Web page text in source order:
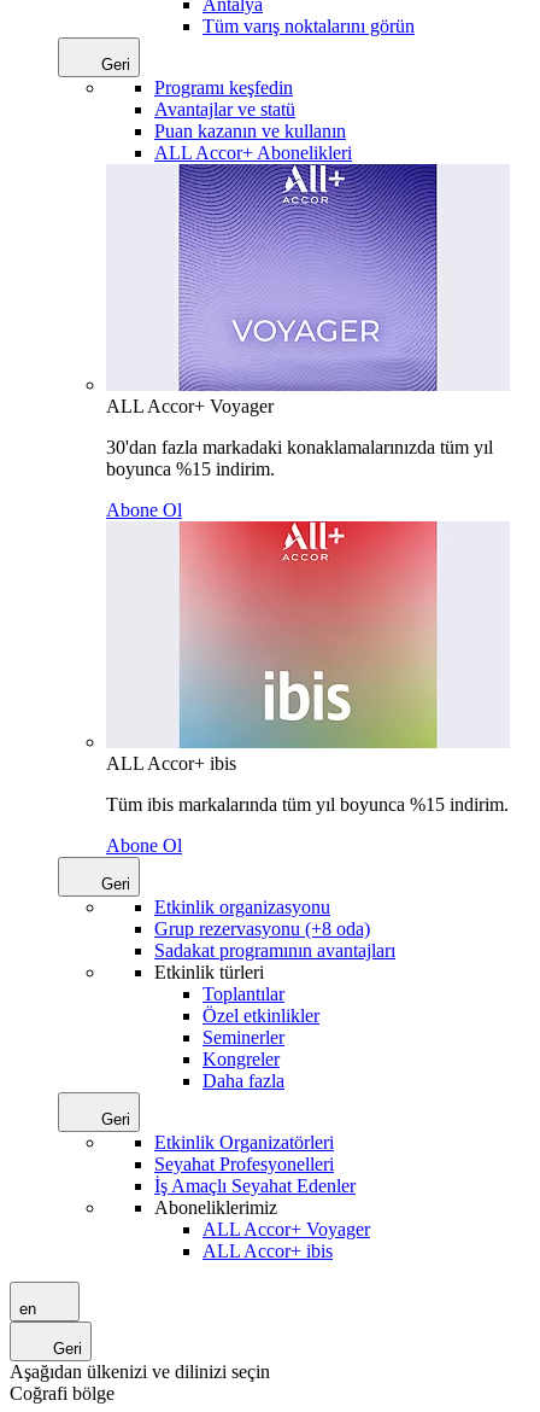
Antalya
Tüm varış noktalarını görün
Geri
Programı keşfedin
Avantajlar ve statü
Puan kazanın ve kullanın
ALL Accor+ Abonelikleri
ALL Accor+ Voyager
30'dan fazla markadaki konaklamalarınızda tüm yıl
boyunca %15 indirim.
Abone Ol
ALL Accor+ ibis
Tüm ibis markalarında tüm yıl boyunca %15 indirim.
Abone Ol
Geri
Etkinlik organizasyonu
Grup rezervasyonu (+8 oda)
Sadakat programının avantajları
Etkinlik türleri
Toplantılar
Özel etkinlikler
Seminerler
Kongreler
Daha fazla
Geri
Etkinlik Organizatörleri
Seyahat Profesyonelleri
İş Amaçlı Seyahat Edenler
Aboneliklerimiz
ALL Accor+ Voyager
ALL Accor+ ibis
en
Geri
Aşağıdan ülkenizi ve dilinizi seçin
Coğrafi bölge